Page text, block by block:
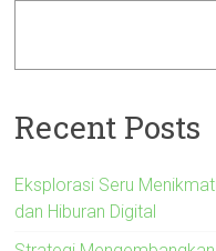
Recent Posts
Eksplorasi Seru
dan Hiburan Digital